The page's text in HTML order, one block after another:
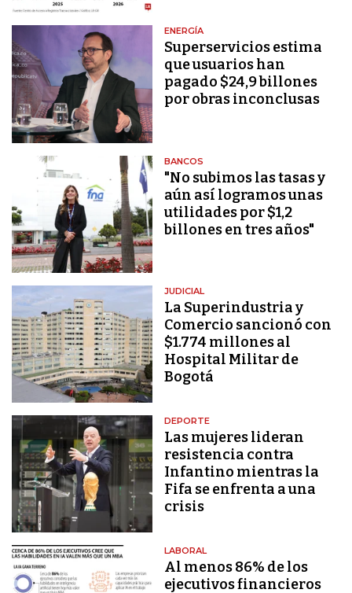
ENERGÍA
Superservicios estima
que usuarios han
pagado $24,9 billones
por obras inconclusas
BANCOS
"No subimos las tasas y
aún así logramos unas
utilidades por $1,2
billones en tres años"
JUDICIAL
La Superindustria y
Comercio sancionó con
$1.774 millones al
Hospital Militar de
Bogotá
DEPORTE
Las mujeres lideran
resistencia contra
Infantino mientras la
Fifa se enfrenta a una
crisis
LABORAL
Al menos 86% de los
ejecutivos financieros